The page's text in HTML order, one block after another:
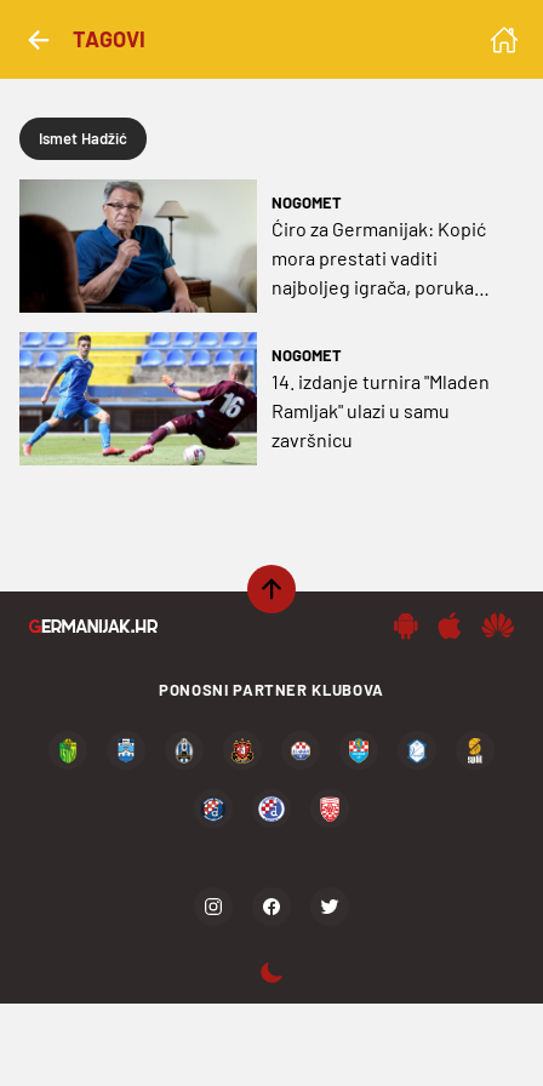
TAGOVI
Ismet Hadžić
NOGOMET
Ćiro za Germanijak: Kopić
mora prestati vaditi
najboljeg igrača, poruka
nezamjenjivih
NOGOMET
14. izdanje turnira "Mladen
Ramljak" ulazi u samu
završnicu
PONOSNI PARTNER KLUBOVA